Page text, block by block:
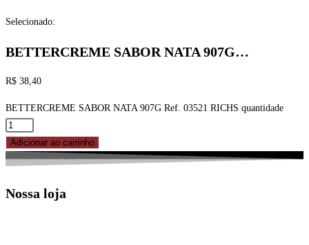
Selecionado:
BETTERCREME SABOR NATA 907G…
R$ 38,40
BETTERCREME SABOR NATA 907G Ref. 03521 RICHS quantidade
Adicionar ao carrinho
Nossa loja